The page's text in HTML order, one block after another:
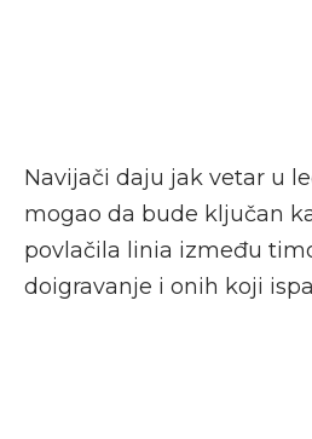
Navijači daju jak vetar u
mogao da bude ključan
povlačila linia između
doigravanje i onih koji